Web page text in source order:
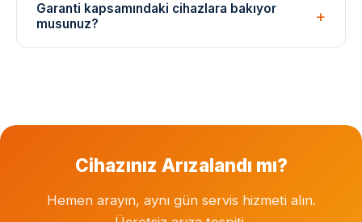
daha birçok marka cihazı için bağımsız teknik servis
hizmeti sunuyoruz.
Garanti kapsamındaki cihazlara bakıyor
musunuz?
Cihazınız Arızalandı mı?
Hemen arayın, aynı gün servis hizmeti alın.